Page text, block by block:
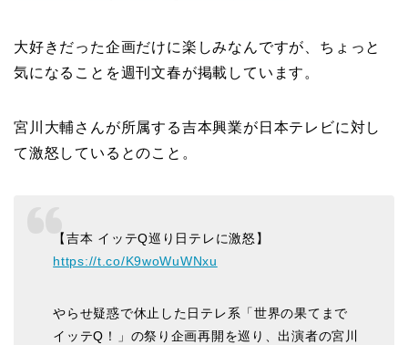
大好きだった企画だけに楽しみなんですが、ちょっと
気になることを週刊文春が掲載しています。
宮川大輔さんが所属する吉本興業が日本テレビに対し
て激怒しているとのこと。
【吉本 イッテQ巡り日テレに激怒】
https://t.co/K9woWuWNxu
やらせ疑惑で休止した日テレ系「世界の果てまで
イッテQ！」の祭り企画再開を巡り、出演者の宮川